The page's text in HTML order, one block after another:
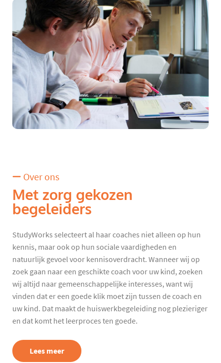
Over ons
Met zorg gekozen
begeleiders
StudyWorks selecteert al haar coaches niet alleen op hun
kennis, maar ook op hun sociale vaardigheden en
natuurlijk gevoel voor kennisoverdracht. Wanneer wij op
zoek gaan naar een geschikte coach voor uw kind, zoeken
wij altijd naar gemeenschappelijke interesses, want wij
vinden dat er een goede klik moet zijn tussen de coach en
uw kind. Dat maakt de huiswerkbegeleiding nog plezieriger
en dat komt het leerproces ten goede.
Lees meer